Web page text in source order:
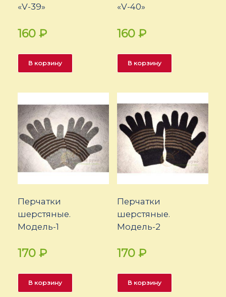
«V-39»
160 ₽
В корзину
«V-40»
160 ₽
В корзину
Перчатки
шерстяные.
Модель-1
170 ₽
В корзину
Перчатки
шерстяные.
Модель-2
170 ₽
В корзину